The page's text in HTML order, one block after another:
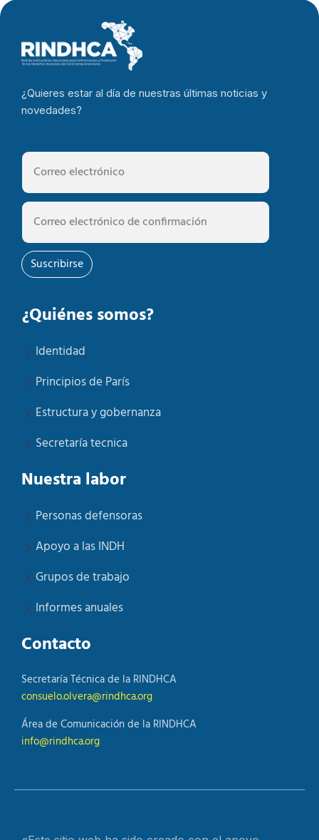
¿Quieres estar al día de nuestras últimas noticias y
novedades?
Suscribirse
¿Quiénes somos?
Identidad
Principios de París
Estructura y gobernanza
Secretaría tecnica
Nuestra labor
Personas defensoras
Apoyo a las INDH
Grupos de trabajo
Informes anuales
Contacto
Secretaría Técnica de la RINDHCA
consuelo.olvera@rindhca.org
Área de Comunicación de la RINDHCA
info@rindhca.org